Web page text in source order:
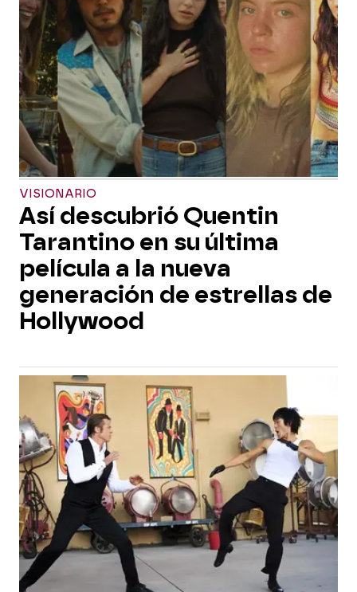
VISIONARIO
Así descubrió Quentin
Tarantino en su última
película a la nueva
generación de estrellas de
Hollywood